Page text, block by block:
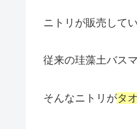
ニトリが販売して
従来の珪藻土バス
そんなニトリがタ